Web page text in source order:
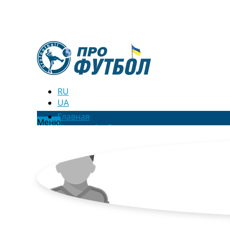
RU
UA
МенюГлавная
Новости футбола
Новости футбола Украины
Последние комментарии
Конкурс прогнозов
Логин
Рейтинги